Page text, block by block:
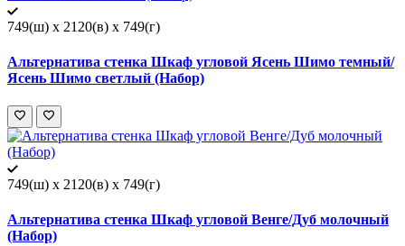
749(ш) x 2120(в) x 749(г)
Альтернатива стенка Шкаф угловой Ясень Шимо темный/
Ясень Шимо светлый (Набор)
749(ш) x 2120(в) x 749(г)
Альтернатива стенка Шкаф угловой Венге/Дуб молочный
(Набор)